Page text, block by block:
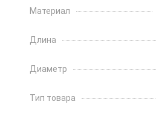
Материал
Длина
Диаметр
Тип товара